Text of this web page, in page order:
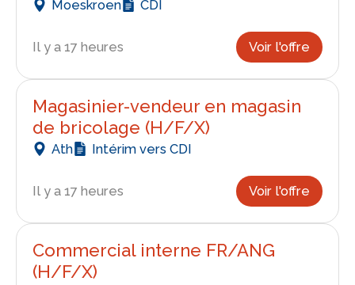
Moeskroen CDI
Il y a 17 heures Voir l'offre
Magasinier-vendeur en magasin
de bricolage (H/F/X)
Ath Intérim vers CDI
Il y a 17 heures Voir l'offre
Commercial interne FR/ANG
(H/F/X)